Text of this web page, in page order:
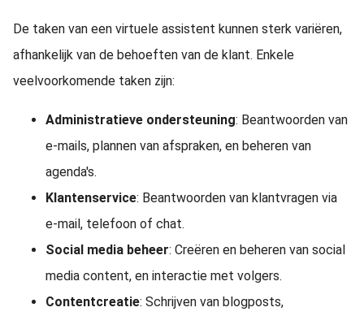
De taken van een virtuele assistent kunnen sterk variëren,
afhankelijk van de behoeften van de klant. Enkele
veelvoorkomende taken zijn:
Administratieve ondersteuning: Beantwoorden van
e-mails, plannen van afspraken, en beheren van
agenda's.
Klantenservice: Beantwoorden van klantvragen via
e-mail, telefoon of chat.
Social media beheer: Creëren en beheren van social
media content, en interactie met volgers.
Contentcreatie: Schrijven van blogposts,